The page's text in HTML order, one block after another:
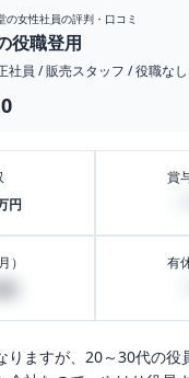
の女性社員の評判・口コミ
役職登用
社員 /販売スタッフ /役職なし
円
賞
） 有
りますが、20～30代の役